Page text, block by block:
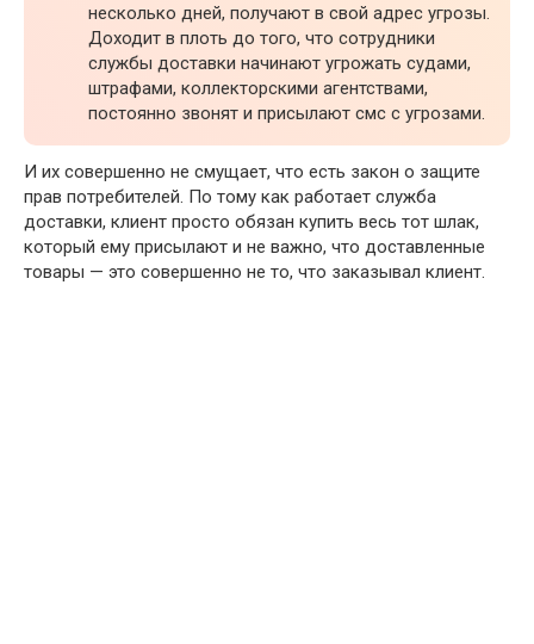
несколько дней, получают в свой адрес угрозы.
Доходит в плоть до того, что сотрудники
службы доставки начинают угрожать судами,
штрафами, коллекторскими агентствами,
постоянно звонят и присылают смс с угрозами.
И их совершенно не смущает, что есть закон о защите
прав потребителей. По тому как работает служба
доставки, клиент просто обязан купить весь тот шлак,
который ему присылают и не важно, что доставленные
товары — это совершенно не то, что заказывал клиент.